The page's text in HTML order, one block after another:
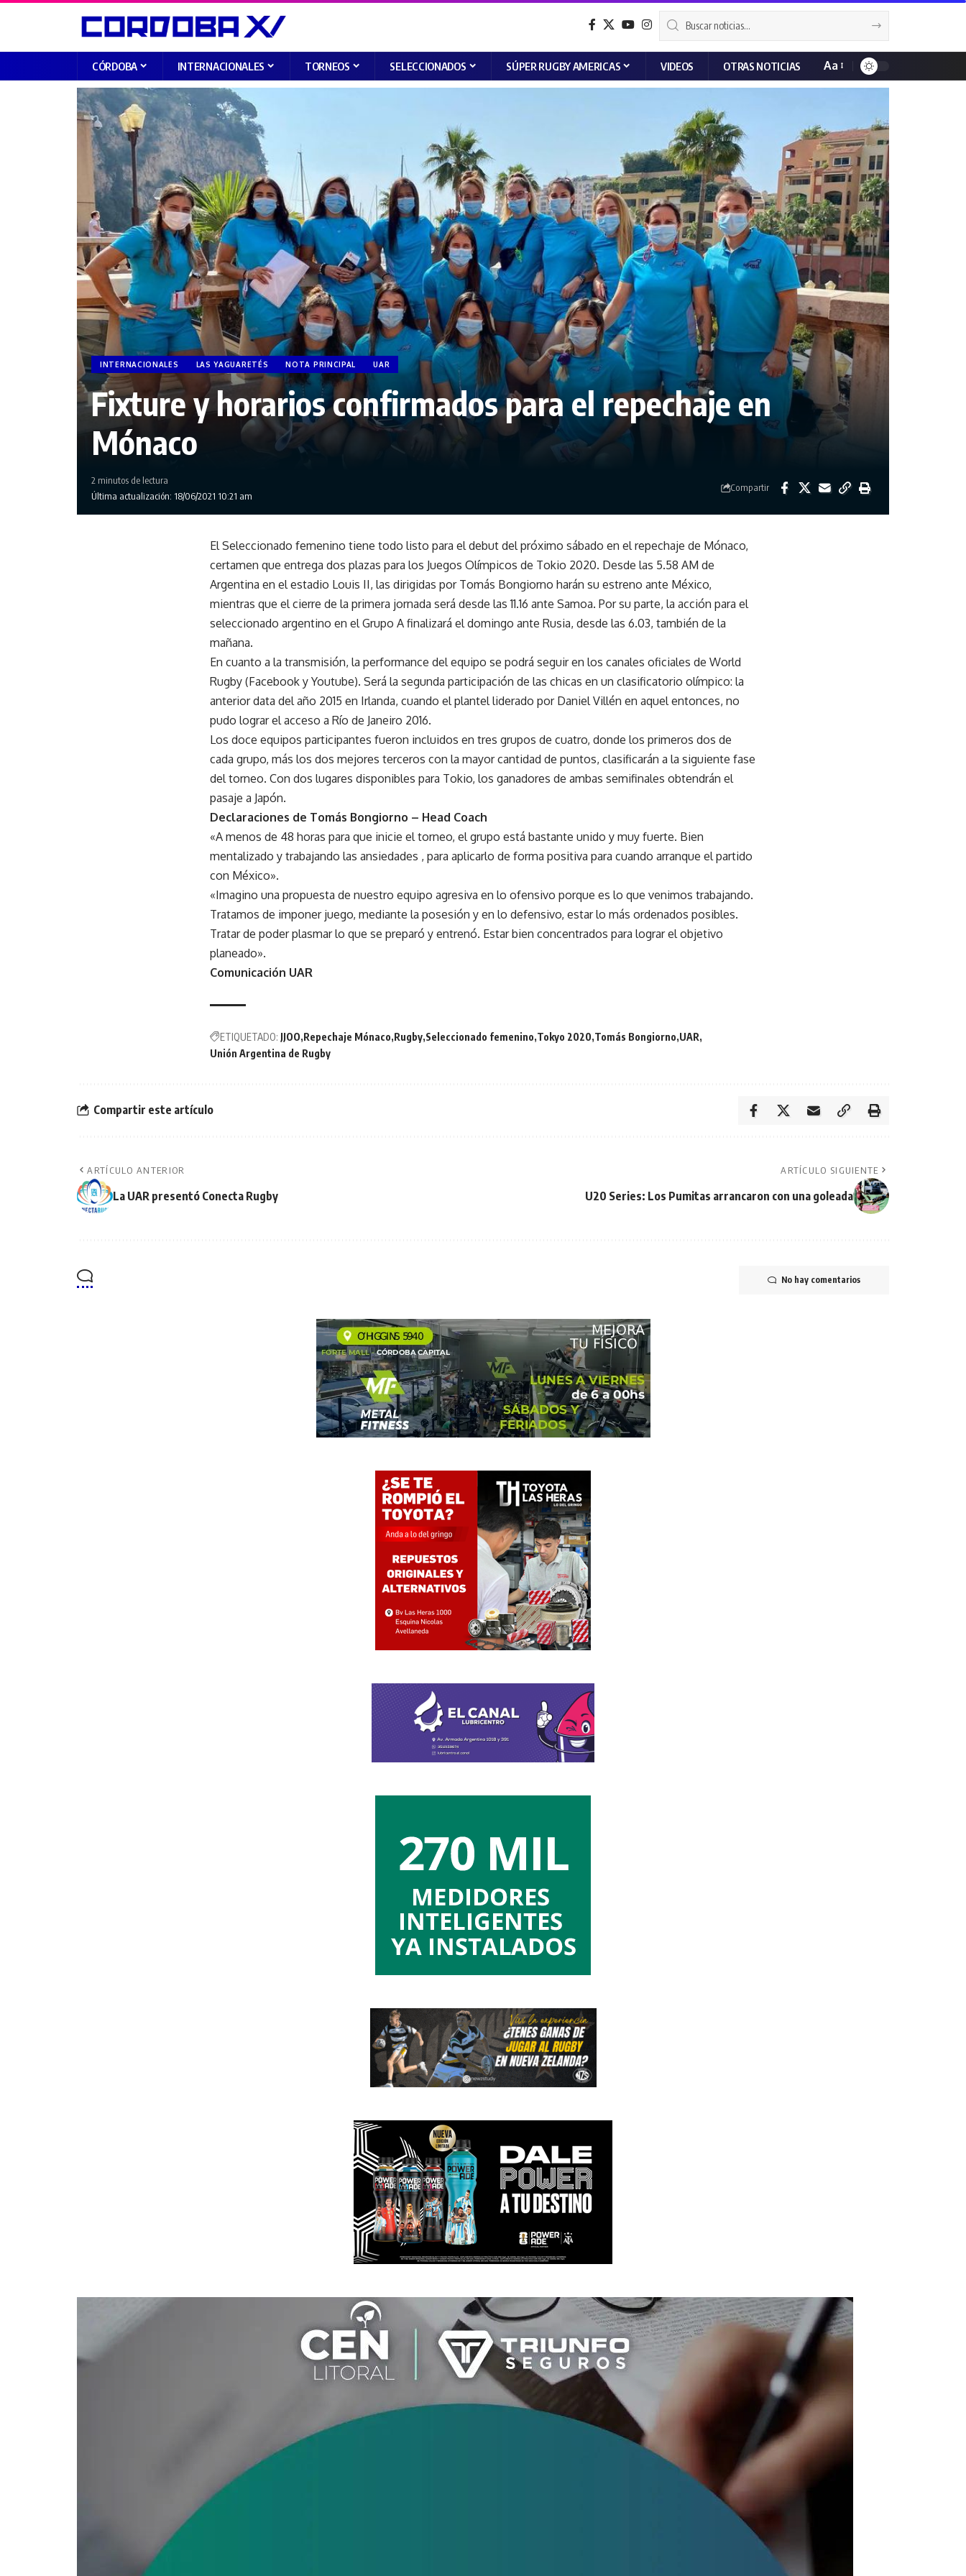
CÓRDOBA INTERNACIONALES TORNEOS SELECCIONADOS SÚPER RUGBY AMERICAS VIDEOS OTRAS NOTICIAS Aa
INTERNACIONALES LAS YAGUARETÉS NOTA PRINCIPAL UAR
Fixture y horarios confirmados para el repechaje en
Mónaco
Última actualización: 18/06/2021 10:21 am
2 minutos de lectura
Compartir
El Seleccionado femenino tiene todo listo para el debut del próximo sábado en el repechaje de Mónaco,
certamen que entrega dos plazas para los Juegos Olímpicos de Tokio 2020. Desde las 5.58 AM de
Argentina en el estadio Louis II, las dirigidas por Tomás Bongiorno harán su estreno ante México,
mientras que el cierre de la primera jornada será desde las 11.16 ante Samoa. Por su parte, la acción para el
seleccionado argentino en el Grupo A finalizará el domingo ante Rusia, desde las 6.03, también de la
mañana.
En cuanto a la transmisión, la performance del equipo se podrá seguir en los canales oficiales de World
Rugby (Facebook y Youtube). Será la segunda participación de las chicas en un clasificatorio olímpico: la
anterior data del año 2015 en Irlanda, cuando el plantel liderado por Daniel Villén en aquel entonces, no
pudo lograr el acceso a Río de Janeiro 2016.
Los doce equipos participantes fueron incluidos en tres grupos de cuatro, donde los primeros dos de
cada grupo, más los dos mejores terceros con la mayor cantidad de puntos, clasificarán a la siguiente fase
del torneo. Con dos lugares disponibles para Tokio, los ganadores de ambas semifinales obtendrán el
pasaje a Japón.
Declaraciones de Tomás Bongiorno – Head Coach
«A menos de 48 horas para que inicie el torneo, el grupo está bastante unido y muy fuerte. Bien
mentalizado y trabajando las ansiedades , para aplicarlo de forma positiva para cuando arranque el partido
con México».
«Imagino una propuesta de nuestro equipo agresiva en lo ofensivo porque es lo que venimos trabajando.
Tratamos de imponer juego, mediante la posesión y en lo defensivo, estar lo más ordenados posibles.
Tratar de poder plasmar lo que se preparó y entrenó. Estar bien concentrados para lograr el objetivo
planeado».
Comunicación UAR
ETIQUETADO: JJOO Repechaje Mónaco Rugby Seleccionado femenino Tokyo 2020 Tomás Bongiorno UAR
Unión Argentina de Rugby
Compartir este artículo
ARTÍCULO ANTERIOR
La UAR presentó Conecta Rugby
ARTÍCULO SIGUIENTE
U20 Series: Los Pumitas arrancaron con una goleada
No hay comentarios